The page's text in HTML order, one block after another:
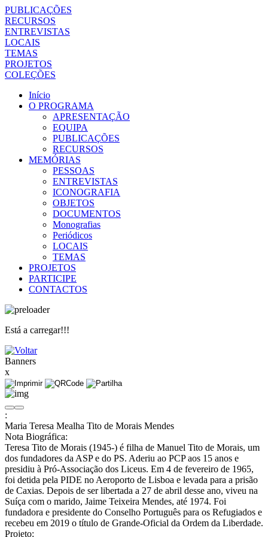
PUBLICAÇÕES
RECURSOS
ENTREVISTAS
LOCAIS
TEMAS
PROJETOS
COLEÇÕES
Início
O PROGRAMA
APRESENTAÇÃO
EQUIPA
PUBLICAÇÕES
RECURSOS
MEMÓRIAS
PESSOAS
ENTREVISTAS
ICONOGRAFIA
OBJETOS
DOCUMENTOS
Monografias
Periódicos
LOCAIS
TEMAS
PROJETOS
PARTICIPE
CONTACTOS
Está a carregar!!!
Banners
x
:
Maria Teresa Mealha Tito de Morais Mendes
Nota Biográfica:
Teresa Tito de Morais (1945-) é filha de Manuel Tito de Morais, um
dos fundadores da ASP e do PS. Aderiu ao PCP aos 15 anos e
presidiu à Pró-Associação dos Liceus. Em 4 de fevereiro de 1965,
foi detida pela PIDE no Aeroporto de Lisboa e levada para a prisão
de Caxias. Depois de ser libertada a 27 de abril desse ano, viveu na
Suíça com o marido, Jaime Teixeira Mendes, até 1974. Foi
fundadora e presidente do Conselho Português para os Refugiados e
recebeu em 2019 o título de Grande-Oficial da Ordem da Liberdade.
Projeto: